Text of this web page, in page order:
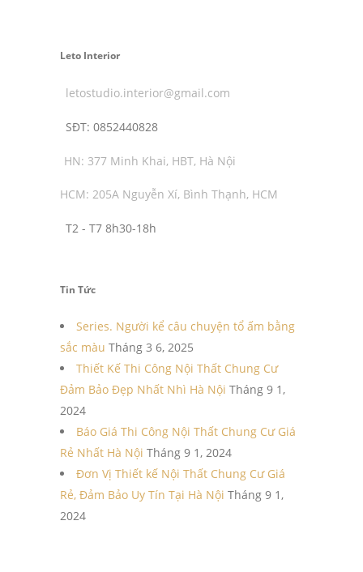
Leto Interior
letostudio.interior@gmail.com
SĐT: 0852440828
HN: 377 Minh Khai, HBT, Hà Nội
HCM: 205A Nguyễn Xí, Bình Thạnh, HCM
T2 - T7 8h30-18h
Tin Tức
Series. Người kể câu chuyện tổ ấm bằng
sắc màu Tháng 3 6, 2025
Thiết Kế Thi Công Nội Thất Chung Cư
Đảm Bảo Đẹp Nhất Nhì Hà Nội Tháng 9 1,
2024
Báo Giá Thi Công Nội Thất Chung Cư Giá
Rẻ Nhất Hà Nội Tháng 9 1, 2024
Đơn Vị Thiết kế Nội Thất Chung Cư Giá
Rẻ, Đảm Bảo Uy Tín Tại Hà Nội Tháng 9 1,
2024